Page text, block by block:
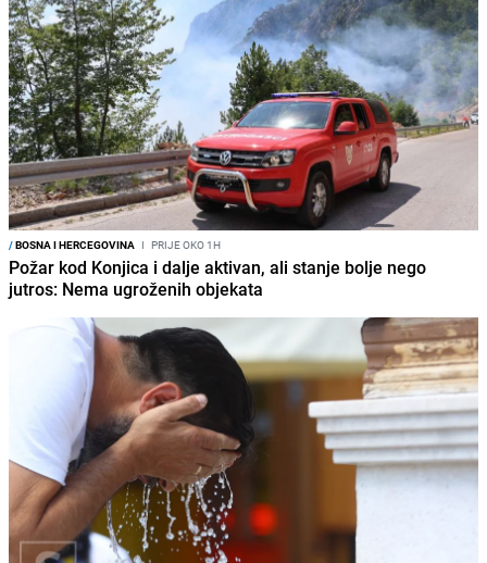
/BOSNA I HERCEGOVINA I PRIJE OKO 1H
Požar kod Konjica i dalje aktivan, ali stanje bolje nego
jutros: Nema ugroženih objekata